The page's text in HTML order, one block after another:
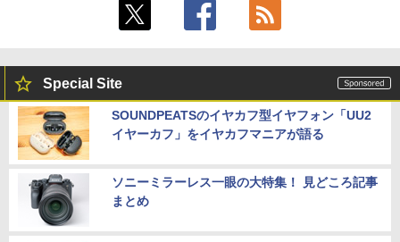
Special Site
SOUNDPEATSのイヤカフ型イヤフォン「UU2
イヤーカフ」をイヤカフマニアが語る
ソニーミラーレス一眼の大特集！ 見どころ記事
まとめ